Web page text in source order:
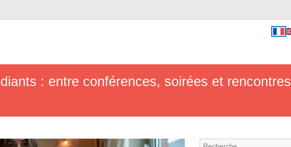
: entre conférences, soirées et rencontres